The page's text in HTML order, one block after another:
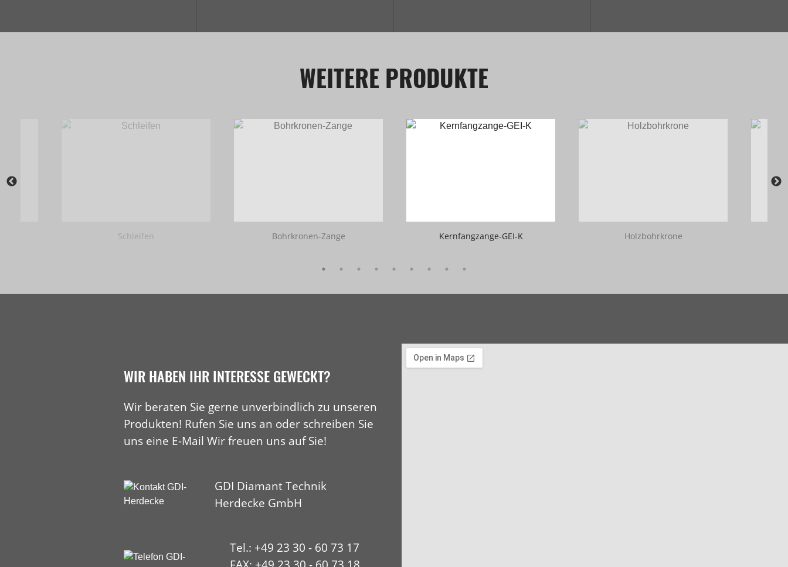
WEITERE PRODUKTE
Schleifen Bohrkronen-Zange Kernfangzange-GEI-K Holzbohrkrone
WIR HABEN IHR INTERESSE GEWECKT?
Wir beraten Sie gerne unverbindlich zu unseren
Produkten! Rufen Sie uns an oder schreiben Sie
uns eine E-Mail Wir freuen uns auf Sie!
GDI Diamant Technik
Herdecke GmbH
Tel.: +49 23 30 - 60 73 17